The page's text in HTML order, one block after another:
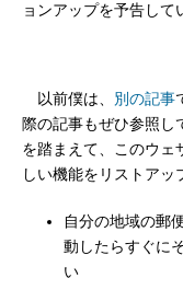
ョンアップを予告して
以前僕は、 別の記事
際の記事もぜひ参照し
を踏まえて、このウェ
しい機能をリストアッ
自分の地域の郵
動したらすぐに
い